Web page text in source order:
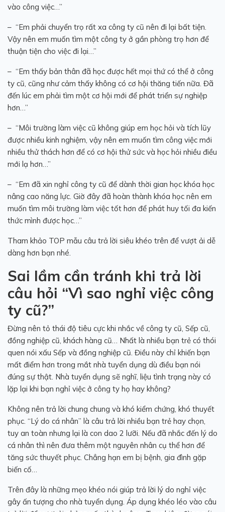
vào công việc…”
– “Em phải chuyển trọ rất xa công ty cũ nên đi lại bất tiện.
Vậy nên em muốn tìm một công ty ở gần phòng trọ hơn để
thuận tiện cho việc đi lại…”
– “Em thấy bản thân đã học được hết mọi thứ có thể ở công
ty cũ, cũng như cảm thấy không có cơ hội thăng tiến nữa. Đã
đến lúc em phải tìm một cơ hội mới để phát triển sự nghiệp
hơn…”
– “Môi trường làm việc cũ không giúp em học hỏi và tích lũy
được nhiều kinh nghiệm, vậy nên em muốn tìm công việc mới
nhiều thử thách hơn để có cơ hội thử sức và học hỏi nhiều điều
mới lạ hơn…”
– “Em đã xin nghỉ công ty cũ để dành thời gian học khóa học
nâng cao năng lực. Giờ đây đã hoàn thành khóa học nên em
muốn tìm môi trường làm việc tốt hơn để phát huy tối đa kiến
thức mình được học…”
Tham khảo TOP mẫu câu trả lời siêu khéo trên để vượt ải dễ
dàng hơn bạn nhé.
Sai lầm cần tránh khi trả lời
câu hỏi “Vì sao nghỉ việc công
ty cũ?”
Đừng nên tỏ thái độ tiêu cực khi nhắc về công ty cũ, Sếp cũ,
đồng nghiệp cũ, khách hàng cũ… Nhất là nhiều bạn trẻ có thói
quen nói xấu Sếp và đồng nghiệp cũ. Điều này chỉ khiến bạn
mất điểm hơn trong mắt nhà tuyển dụng dù điều bạn nói
đúng sự thật. Nhà tuyển dụng sẽ nghĩ, liệu tình trạng này có
lặp lại khi bạn nghỉ việc ở công ty họ hay không?
Không nên trả lời chung chung và khó kiểm chứng, khó thuyết
phục. “Lý do cá nhân” là câu trả lời nhiều bạn trẻ hay chọn,
tuy an toàn nhưng lại là con dao 2 lưỡi. Nếu đã nhắc đến lý do
cá nhân thì nên đưa thêm một nguyên nhân cụ thể hơn để
tăng sức thuyết phục. Chẳng hạn em bị bệnh, gia đình gặp
biến cố…
Trên đây là những mẹo khéo nói giúp trả lời lý do nghỉ việc
gây ấn tượng cho nhà tuyển dụng. Áp dụng khéo léo vào câu